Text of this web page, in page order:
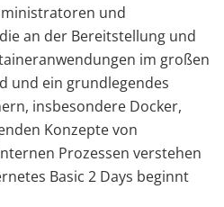
und
an der Bereitstellung und
im großen
und ein grundlegendes
insbesondere Docker,
Konzepte von
Prozessen verstehen
Basic 2 Days beginnt